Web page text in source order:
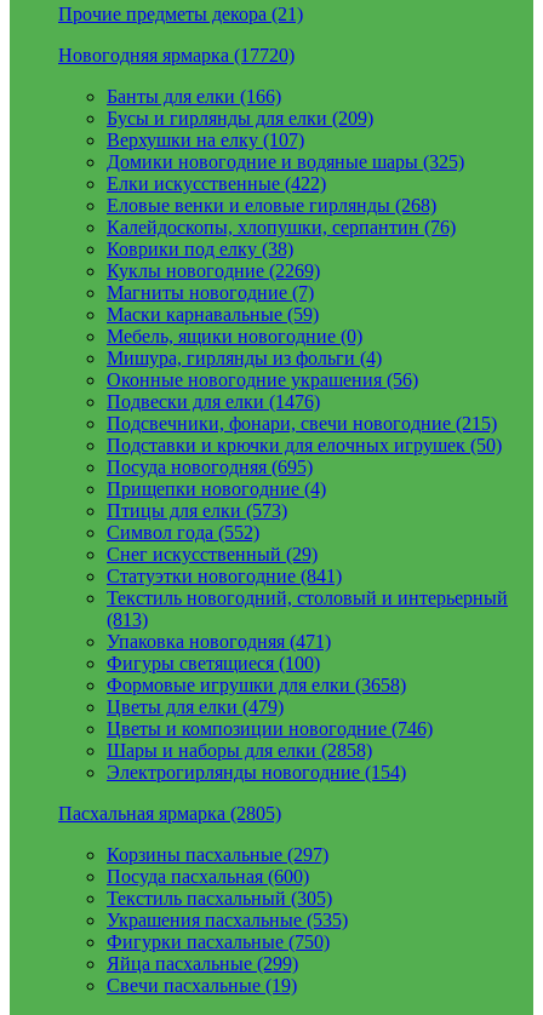
Прочие предметы декора (21)
Новогодняя ярмарка (17720)
Банты для елки (166)
Бусы и гирлянды для елки (209)
Верхушки на елку (107)
Домики новогодние и водяные шары (325)
Елки искусственные (422)
Еловые венки и еловые гирлянды (268)
Калейдоскопы, хлопушки, серпантин (76)
Коврики под елку (38)
Куклы новогодние (2269)
Магниты новогодние (7)
Маски карнавальные (59)
Мебель, ящики новогодние (0)
Мишура, гирлянды из фольги (4)
Оконные новогодние украшения (56)
Подвески для елки (1476)
Подсвечники, фонари, свечи новогодние (215)
Подставки и крючки для елочных игрушек (50)
Посуда новогодняя (695)
Прищепки новогодние (4)
Птицы для елки (573)
Символ года (552)
Снег искусственный (29)
Статуэтки новогодние (841)
Текстиль новогодний, столовый и интерьерный
(813)
Упаковка новогодняя (471)
Фигуры светящиеся (100)
Формовые игрушки для елки (3658)
Цветы для елки (479)
Цветы и композиции новогодние (746)
Шары и наборы для елки (2858)
Электрогирлянды новогодние (154)
Пасхальная ярмарка (2805)
Корзины пасхальные (297)
Посуда пасхальная (600)
Текстиль пасхальный (305)
Украшения пасхальные (535)
Фигурки пасхальные (750)
Яйца пасхальные (299)
Свечи пасхальные (19)